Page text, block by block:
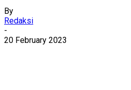
By
Redaksi
-
20 February 2023